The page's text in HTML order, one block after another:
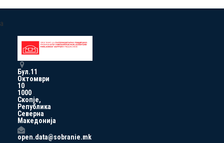
a
Бул.11
Октомври
10
1000
Скопје,
Република
Северна
Македонија
open.data@sobranie.mk